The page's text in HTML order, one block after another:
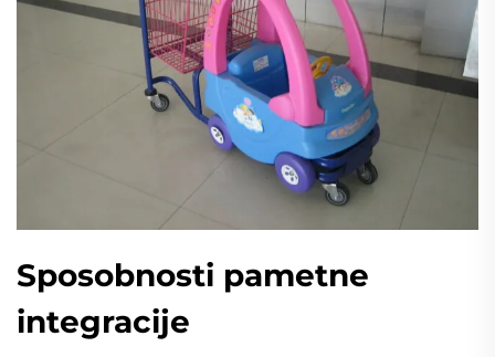
Sposobnosti pametne
integracije